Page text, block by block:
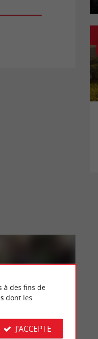
à des fins de
dont les
J'ACCEPTE